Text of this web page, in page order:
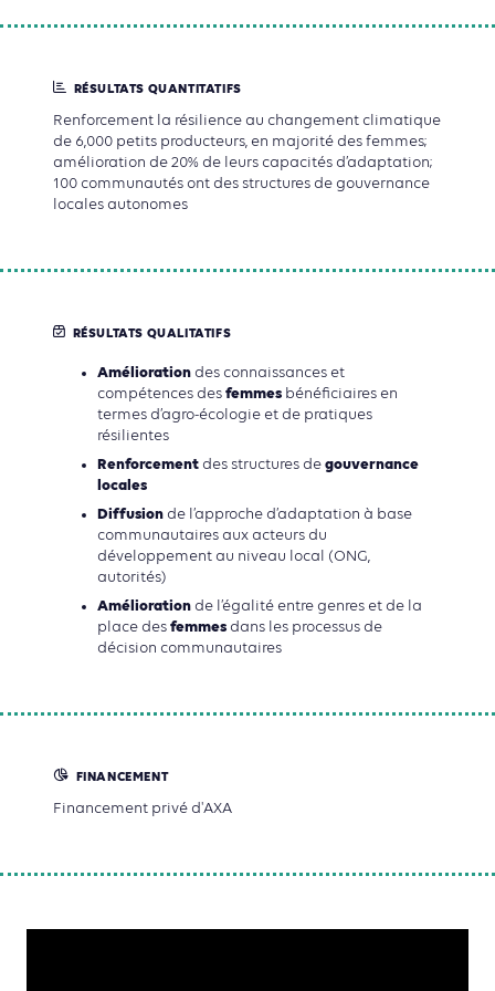
RÉSULTATS QUANTITATIFS
Renforcement la résilience au changement climatique
de 6,000 petits producteurs, en majorité des femmes;
amélioration de 20% de leurs capacités d’adaptation;
100 communautés ont des structures de gouvernance
locales autonomes
RÉSULTATS QUALITATIFS
Amélioration des connaissances et
compétences des femmes bénéficiaires en
termes d’agro-écologie et de pratiques
résilientes
Renforcement des structures de gouvernance
locales
Diffusion de l’approche d’adaptation à base
communautaires aux acteurs du
développement au niveau local (ONG,
autorités)
Amélioration de l’égalité entre genres et de la
place des femmes dans les processus de
décision communautaires
FINANCEMENT
Financement privé d'AXA